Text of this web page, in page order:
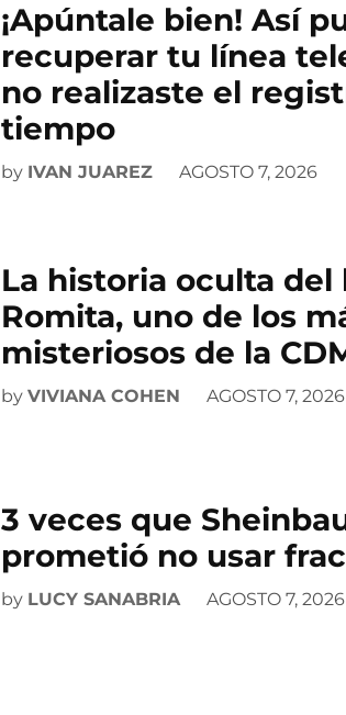
¡Apúntale bien! Así
recuperar tu línea
no realizaste el
tiempo
by IVAN JUAREZ AGOSTO 7, 2026
La historia oculta del
Romita, uno de los
misteriosos de la
by VIVIANA COHEN AGOSTO 7, 2026
3 veces que
prometió no usar
by LUCY SANABRIA AGOSTO 7, 2026